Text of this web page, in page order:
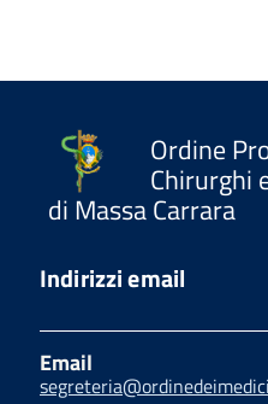
Ordine
Chirurghi
di Massa Carrara
Indirizzi email
Email